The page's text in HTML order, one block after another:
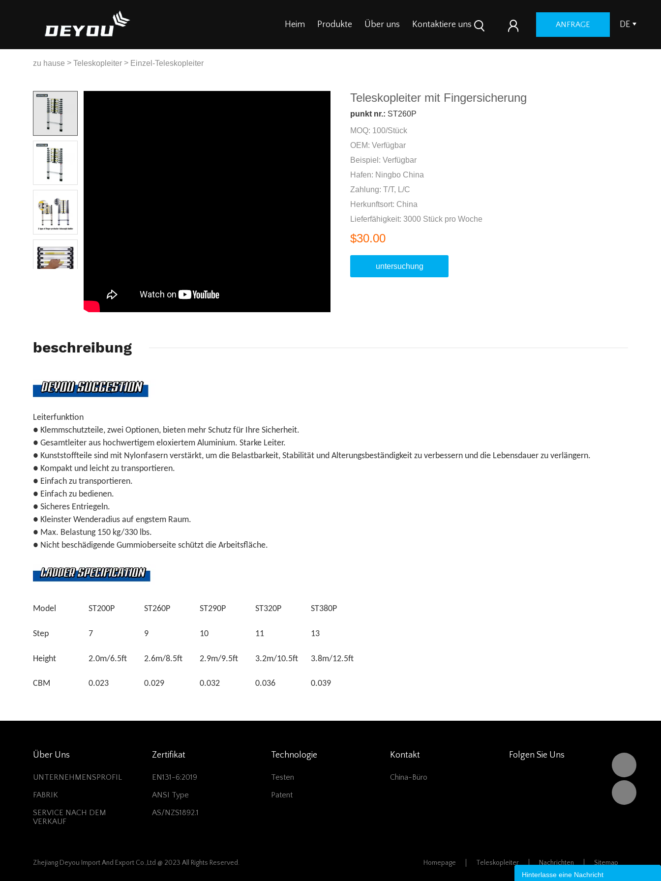
Heim Produkte Über uns Kontaktiere uns ANFRAGE DE
zu hause >Teleskopleiter > Einzel-Teleskopleiter
Teleskopleiter mit Fingersicherung
punkt nr.: ST260P
MOQ: 100/Stück
OEM: Verfügbar
Beispiel: Verfügbar
Hafen: Ningbo China
Zahlung: T/T, L/C
Herkunftsort: China
Lieferfähigkeit: 3000 Stück pro Woche
$30.00
untersuchung
beschreibung
Leiterfunktion
● Klemmschutzteile, zwei Optionen, bieten mehr Schutz für Ihre Sicherheit.
● Gesamtleiter aus hochwertigem eloxiertem Aluminium. Starke Leiter.
● Kunststoffteile sind mit Nylonfasern verstärkt, um die Belastbarkeit, Stabilität und Alterungsbeständigkeit zu verbessern und die Lebensdauer zu verlängern.
● Kompakt und leicht zu transportieren.
● Einfach zu transportieren.
● Einfach zu bedienen.
● Sicheres Entriegeln.
● Kleinster Wenderadius auf engstem Raum.
● Max. Belastung 150 kg/330 lbs.
● Nicht beschädigende Gummioberseite schützt die Arbeitsfläche.
Model ST200P ST260P ST290P ST320P ST380P
Step 7 9 10 11 13
Height 2.0m/6.5ft 2.6m/8.5ft 2.9m/9.5ft 3.2m/10.5ft 3.8m/12.5ft
CBM 0.023 0.029 0.032 0.036 0.039
Über Uns
UNTERNEHMENSPROFIL
FABRIK
SERVICE NACH DEM
VERKAUF
Zertifikat
EN131-6:2019
ANSI Type
AS/NZS1892.1
Technologie
Testen
Patent
Kontakt
China-Büro
Folgen Sie Uns
Zhejiang Deyou Import And Export Co.,Ltd @ 2023 All Rights Reserved. Homepage Teleskopleiter Nachrichten
Sitemap
Hinterlasse eine Nachricht